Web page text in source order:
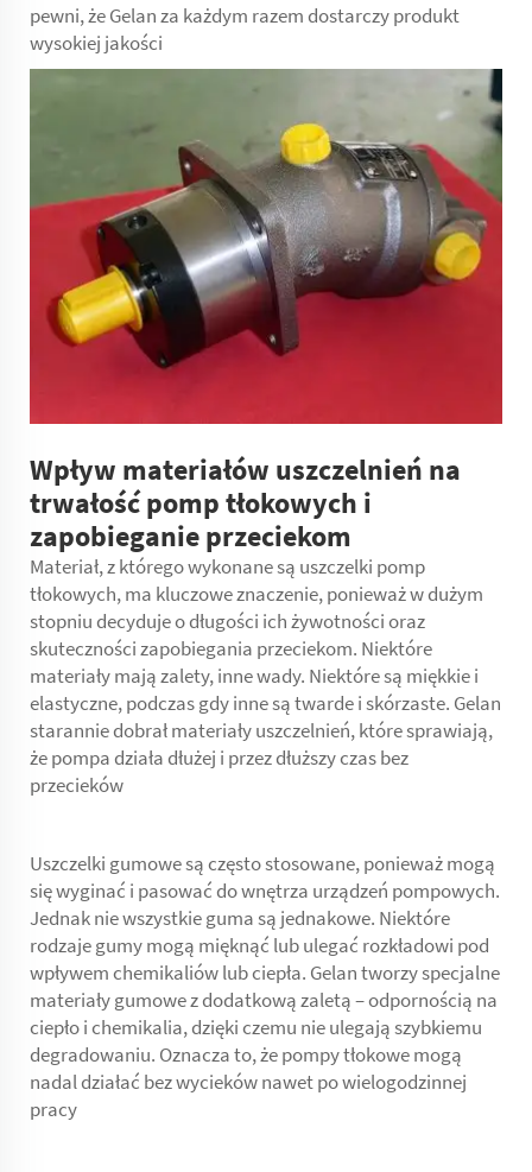
pewni, że Gelan za każdym razem dostarczy produkt
wysokiej jakości
Wpływ materiałów uszczelnień na
trwałość pomp tłokowych i
zapobieganie przeciekom
Materiał, z którego wykonane są uszczelki pomp
tłokowych, ma kluczowe znaczenie, ponieważ w dużym
stopniu decyduje o długości ich żywotności oraz
skuteczności zapobiegania przeciekom. Niektóre
materiały mają zalety, inne wady. Niektóre są miękkie i
elastyczne, podczas gdy inne są twarde i skórzaste. Gelan
starannie dobrał materiały uszczelnień, które sprawiają,
że pompa działa dłużej i przez dłuższy czas bez
przecieków
Uszczelki gumowe są często stosowane, ponieważ mogą
się wyginać i pasować do wnętrza urządzeń pompowych.
Jednak nie wszystkie guma są jednakowe. Niektóre
rodzaje gumy mogą mięknąć lub ulegać rozkładowi pod
wpływem chemikaliów lub ciepła. Gelan tworzy specjalne
materiały gumowe z dodatkową zaletą – odpornością na
ciepło i chemikalia, dzięki czemu nie ulegają szybkiemu
degradowaniu. Oznacza to, że pompy tłokowe mogą
nadal działać bez wycieków nawet po wielogodzinnej
pracy